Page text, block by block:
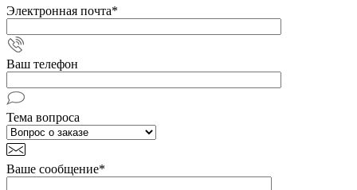
Электронная почта*
Ваш телефон
Тема вопроса
Ваше сообщение*